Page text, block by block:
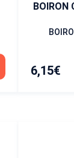
BOIRON
6,15€